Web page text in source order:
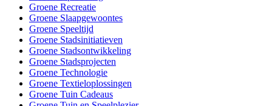
Groene Recreatie
Groene Slaapgewoontes
Groene Speeltijd
Groene Stadsinitiatieven
Groene Stadsontwikkeling
Groene Stadsprojecten
Groene Technologie
Groene Textieloplossingen
Groene Tuin Cadeaus